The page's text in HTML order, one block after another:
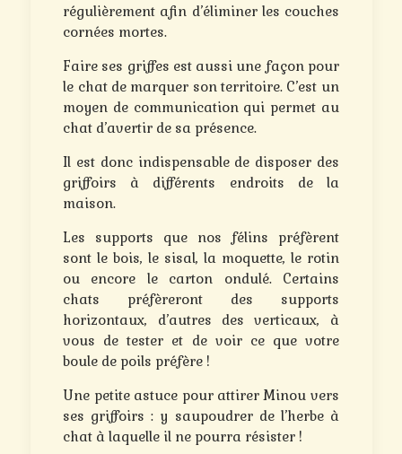
régulièrement afin d’éliminer les couches
cornées mortes.
Faire ses griffes est aussi une façon pour
le chat de marquer son territoire. C’est un
moyen de communication qui permet au
chat d’avertir de sa présence.
Il est donc indispensable de disposer des
griffoirs à différents endroits de la
maison.
Les supports que nos félins préfèrent
sont le bois, le sisal, la moquette, le rotin
ou encore le carton ondulé. Certains
chats préfèreront des supports
horizontaux, d’autres des verticaux, à
vous de tester et de voir ce que votre
boule de poils préfère !
Une petite astuce pour attirer Minou vers
ses griffoirs : y saupoudrer de l’herbe à
chat à laquelle il ne pourra résister !